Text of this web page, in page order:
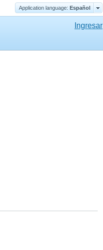
Application language: Еspañol
Ingresar